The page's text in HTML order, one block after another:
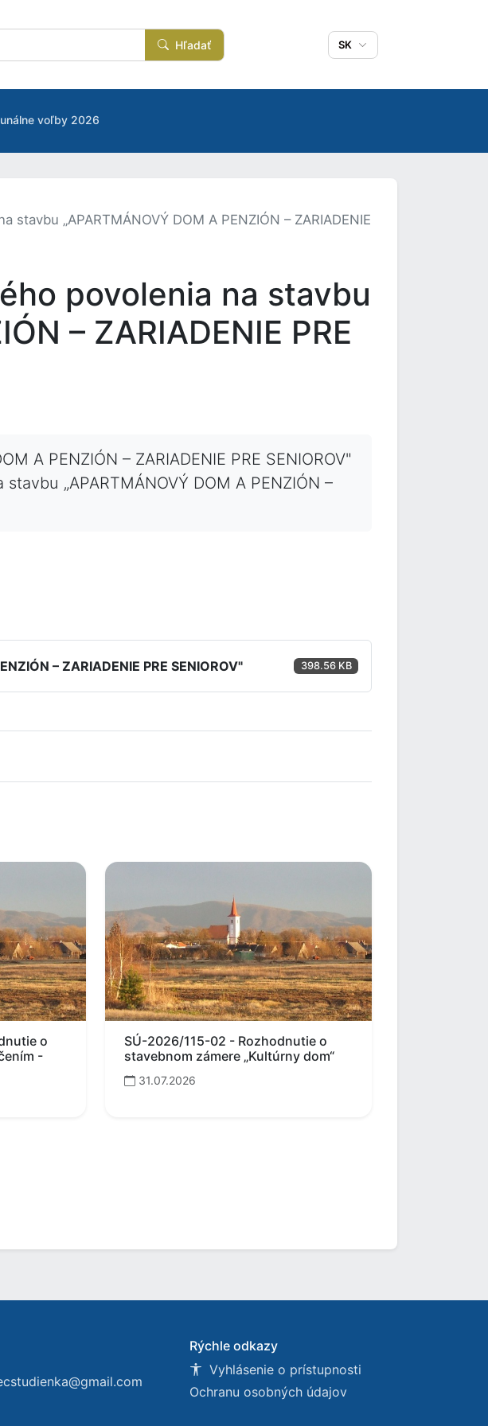
Hľadať SK
voľby 2026
„APARTMÁNOVÝ DOM A PENZIÓN – ZARIADENIE
povolenia na stavbu
– ZARIADENIE PRE
A PENZIÓN – ZARIADENIE PRE SENIOROV"
„APARTMÁNOVÝ DOM A PENZIÓN –
– ZARIADENIE PRE SENIOROV" 398.56 KB
o
-
SÚ-2026/115-02 - Rozhodnutie o
stavebnom zámere „Kultúrny dom“
31.07.2026
Rýchle odkazy
Vyhlásenie o prístupnosti
Ochranu osobných údajov